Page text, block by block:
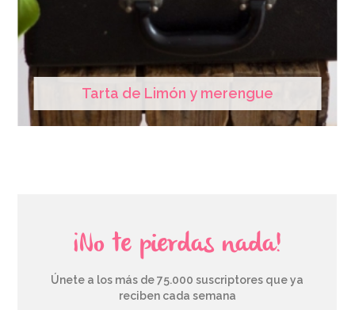
Tarta de Limón y merengue
¡No te pierdas nada!
Únete a los más de 75.000 suscriptores que ya
reciben cada semana